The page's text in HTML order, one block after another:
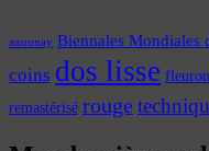
annonay Biennales Mondiales
coins dos lisse
remastérisé rouge